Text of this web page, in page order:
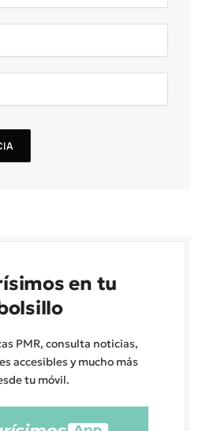
en tu
PMR, consulta noticias,
accesibles y mucho más
tu móvil.